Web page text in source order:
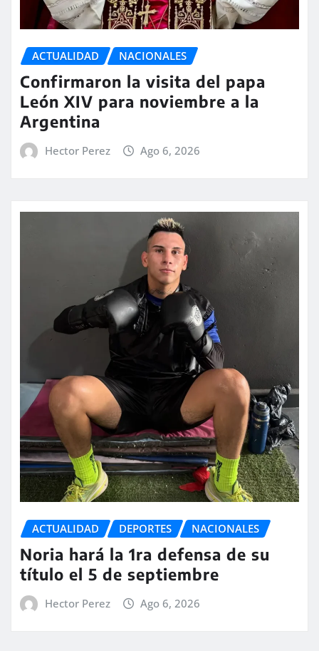
ACTUALIDAD NACIONALES
Confirmaron la visita del papa
León XIV para noviembre a la
Argentina
Hector Perez Ago 6, 2026
ACTUALIDAD DEPORTES NACIONALES
Noria hará la 1ra defensa de su
título el 5 de septiembre
Hector Perez Ago 6, 2026